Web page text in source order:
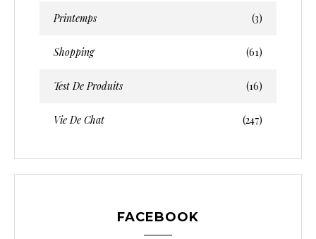
Printemps (3)
Shopping (61)
Test De Produits (16)
Vie De Chat (247)
FACEBOOK